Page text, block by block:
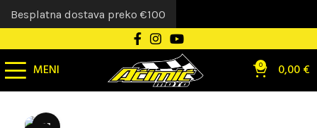
MENI 0 0,00€
Besplatna dostava preko €100